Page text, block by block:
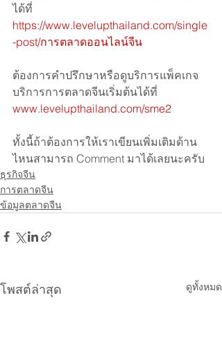
ได้ที่
https://www.levelupthailand.com/single
-post/การตลาดออนไลน์จีน
ต้องการคำปรึกษาหรือดูบริการแพ็คเกจ
บริการการตลาดจีนเริ่มต้นได้ที่
www.levelupthailand.com/sme2
ทั้งนี้ถ้าต้องการให้เราเขียนเพิ่มเติมด้าน
ไหนสามารถ Comment มาได้เลยนะครับ
ธุรกิจจีน
การตลาดจีน
ข้อมูลตลาดจีน
โพสต์ล่าสุด ดูทั้งหมด